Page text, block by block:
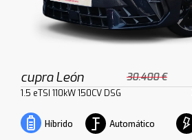
cupra León 30.400 €
1.5 eTSI 110kW 150CV DSG
Híbrido Automático